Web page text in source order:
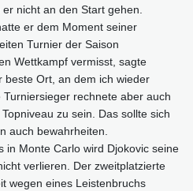
nicht an den Start gehen.
er dem Moment seiner
Turnier der Saison
Wettkampf vermisst, sagte
beste Ort, an dem ich wieder
rechnete aber auch
zu sein. Das sollte sich
auch bewahrheiten.
in Monte Carlo wird Djokovic seine
verlieren. Der zweitplatzierte
wegen eines Leistenbruchs